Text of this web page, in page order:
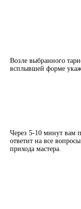
Возле выбранного
всплывшей форме
Через 5-10 минут вам
ответит на все
прихода мастера.